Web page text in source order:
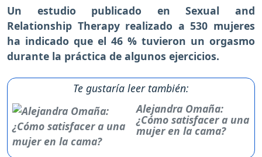
Un estudio publicado en Sexual and
Relationship Therapy realizado a 530 mujeres
ha indicado que el 46 % tuvieron un orgasmo
durante la práctica de algunos ejercicios.
Te gustaría leer también:
Alejandra Omaña:
¿Cómo satisfacer a una
mujer en la cama?